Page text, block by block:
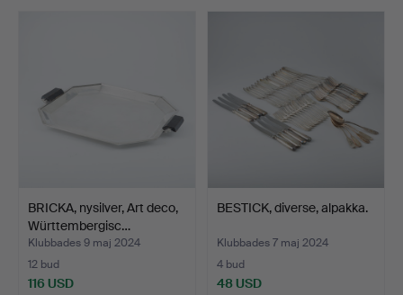
BRICKA, nysilver, Art deco,
Württembergisc…
Klubbades 9 maj 2024
12 bud
116 USD
BESTICK, diverse, alpakka.
Klubbades 7 maj 2024
4 bud
48 USD